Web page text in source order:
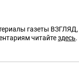
газеты ВЗГЛЯД,
читайтездесь.